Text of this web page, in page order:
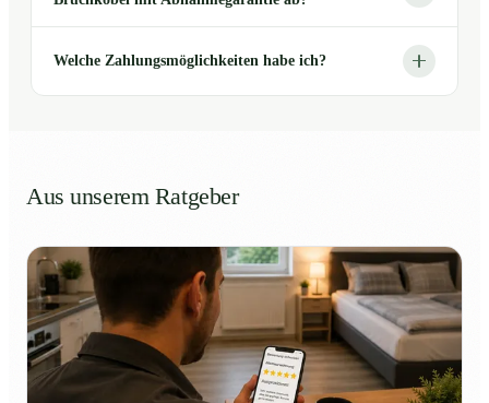
Welche Zahlungsmöglichkeiten habe ich?
Aus unserem Ratgeber